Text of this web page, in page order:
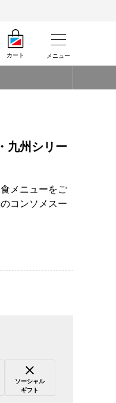
カート メニュー
州シリー
メニューをご
コンソメスー
ソーシャル
ギフト